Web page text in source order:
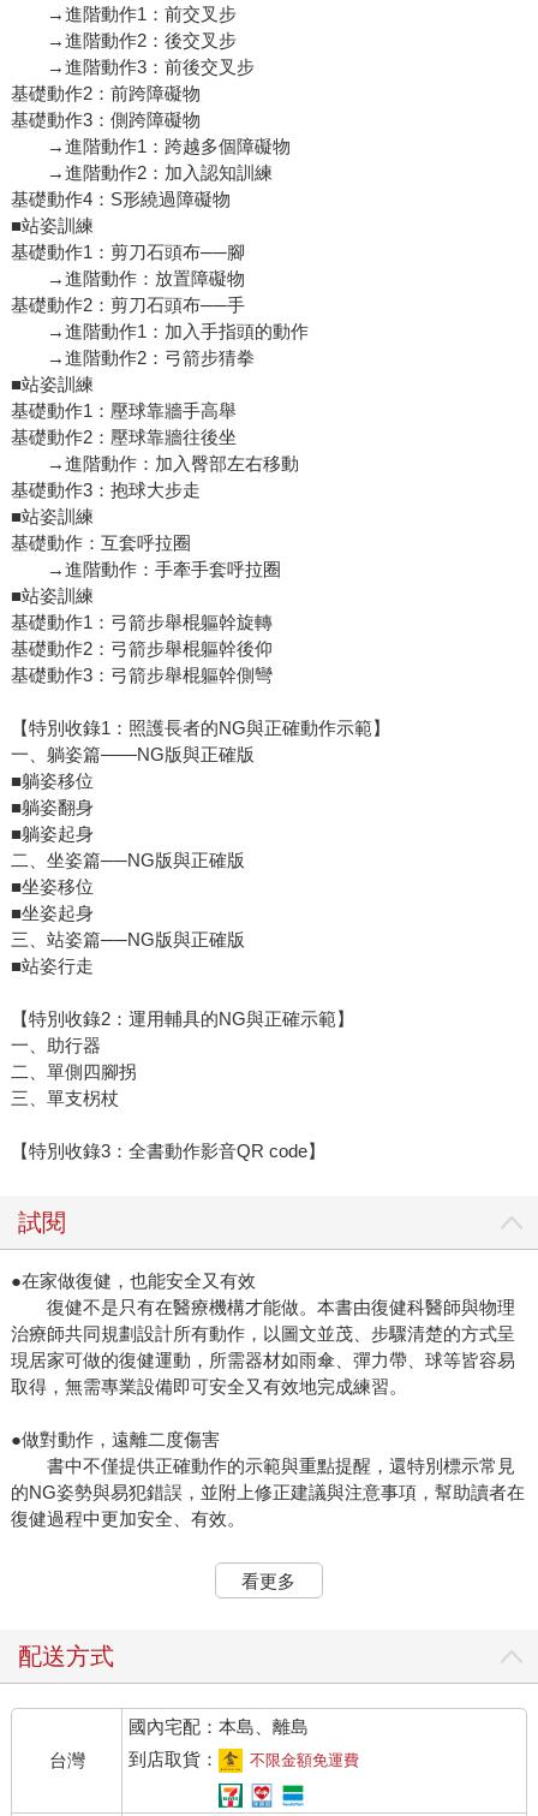
→進階動作1：前交叉步
→進階動作2：後交叉步
→進階動作3：前後交叉步
基礎動作2：前跨障礙物
基礎動作3：側跨障礙物
→進階動作1：跨越多個障礙物
→進階動作2：加入認知訓練
基礎動作4：S形繞過障礙物
■站姿訓練
基礎動作1：剪刀石頭布──腳
→進階動作：放置障礙物
基礎動作2：剪刀石頭布──手
→進階動作1：加入手指頭的動作
→進階動作2：弓箭步猜拳
■站姿訓練
基礎動作1：壓球靠牆手高舉
基礎動作2：壓球靠牆往後坐
→進階動作：加入臀部左右移動
基礎動作3：抱球大步走
■站姿訓練
基礎動作：互套呼拉圈
→進階動作：手牽手套呼拉圈
■站姿訓練
基礎動作1：弓箭步舉棍軀幹旋轉
基礎動作2：弓箭步舉棍軀幹後仰
基礎動作3：弓箭步舉棍軀幹側彎
【特別收錄1：照護長者的NG與正確動作示範】
一、躺姿篇——NG版與正確版
■躺姿移位
■躺姿翻身
■躺姿起身
二、坐姿篇──NG版與正確版
■坐姿移位
■坐姿起身
三、站姿篇──NG版與正確版
■站姿行走
【特別收錄2：運用輔具的NG與正確示範】
一、助行器
二、單側四腳拐
三、單支柺杖
【特別收錄3：全書動作影音QR code】
試閱
●在家做復健，也能安全又有效
復健不是只有在醫療機構才能做。本書由復健科醫師與物理
治療師共同規劃設計所有動作，以圖文並茂、步驟清楚的方式呈
現居家可做的復健運動，所需器材如雨傘、彈力帶、球等皆容易
取得，無需專業設備即可安全又有效地完成練習。
●做對動作，遠離二度傷害
書中不僅提供正確動作的示範與重點提醒，還特別標示常見
的NG姿勢與易犯錯誤，並附上修正建議與注意事項，幫助讀者在
復健過程中更加安全、有效。
●分級練習，循序漸進看見成效
書中將運動強度分成A～H等級（Ａ代表程度最差，Ｈ代表程
始，逐步提高強度，才不會容易受傷，並且持續看見成效與進
●掃碼看影片，跟著做更快上手
書中所有運動均有教學影片，內容涵蓋復健科醫師診間評估
與自我程度判斷，再由治療師逐步示範。影片標註「適合程
度」、「訓練目的」、「使用的輔具」、「補充說明」、「常犯
看更多
配送方式
台灣
國內宅配：本島、離島
到店取貨：
不限金額免運費